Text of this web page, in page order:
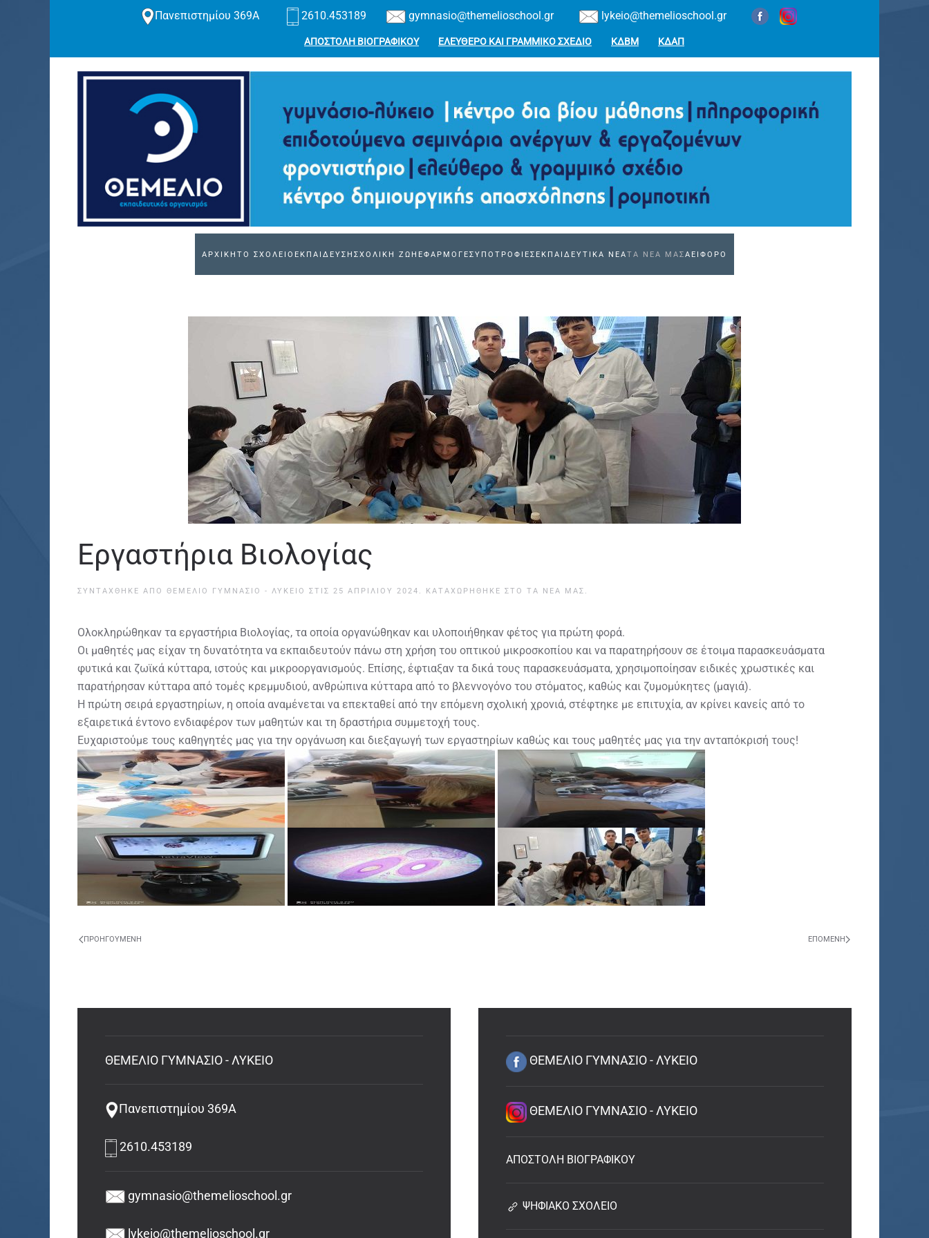
Πανεπιστημίου 369Α 2610.453189 gymnasio@themelioschool.gr lykeio@themelioschool.gr
ΑΠΟΣΤΟΛΗ ΒΙΟΓΡΑΦΙΚΟΥ ΕΛΕΥΘΕΡΟ ΚΑΙ ΓΡΑΜΜΙΚΟ ΣΧΕΔΙΟ ΚΔΒΜ ΚΔΑΠ
ΑΡΧΙΚΗ ΤΟ ΣΧΟΛΕΙΟ ΕΚΠΑΙΔΕΥΣΗ ΣΧΟΛΙΚΗ ΖΩΗ ΕΦΑΡΜΟΓΕΣΥΠΟΤΡΟΦΙΕΣ ΕΚΠΑΙΔΕΥΤΙΚΑ ΝΕΑΤΑ ΝΕΑ ΜΑΣΑΕΙΦΟΡΟ
Εργαστήρια Βιολογίας
ΣΥΝΤΆΧΘΗΚΕ ΑΠΌ ΘΕΜΕΛΙΟ ΓΥΜΝΑΣΙΟ - ΛΥΚΕΙΟ ΣΤΙΣ 25 ΑΠΡΙΛΊΟΥ 2024 . ΚΑΤΑΧΩΡΉΘΗΚΕ ΣΤΟ ΤΑ ΝΈΑ ΜΑΣ .
Ολοκληρώθηκαν τα εργαστήρια Βιολογίας, τα οποία οργανώθηκαν και υλοποιήθηκαν φέτος για πρώτη φορά.
Οι μαθητές μας είχαν τη δυνατότητα να εκπαιδευτούν πάνω στη χρήση του οπτικού μικροσκοπίου και να παρατηρήσουν σε έτοιμα παρασκευάσματα
φυτικά και ζωϊκά κύτταρα, ιστούς και μικροοργανισμούς. Επίσης, έφτιαξαν τα δικά τους παρασκευάσματα, χρησιμοποίησαν ειδικές χρωστικές και
παρατήρησαν κύτταρα από τομές κρεμμυδιού, ανθρώπινα κύτταρα από το βλεννογόνο του στόματος, καθώς και ζυμομύκητες (μαγιά).
Η πρώτη σειρά εργαστηρίων, η οποία αναμένεται να επεκταθεί από την επόμενη σχολική χρονιά, στέφτηκε με επιτυχία, αν κρίνει κανείς από το
εξαιρετικά έντονο ενδιαφέρον των μαθητών και τη δραστήρια συμμετοχή τους.
Ευχαριστούμε τους καθηγητές μας για την οργάνωση και διεξαγωγή των εργαστηρίων καθώς και τους μαθητές μας για την ανταπόκρισή τους!
ΠΡΟΗΓΟΎΜΕΝΗ ΕΠΌΜΕΝΗ
ΘΕΜΕΛΙΟ ΓΥΜΝΑΣΙΟ - ΛΥΚΕΙΟ
Πανεπιστημίου 369Α
2610.453189
gymnasio@themelioschool.gr
lykeio@themelioschool.gr
ΘΕΜΕΛΙΟ ΓΥΜΝΑΣΙΟ - ΛΥΚΕΙΟ
ΘΕΜΕΛΙΟ ΓΥΜΝΑΣΙΟ - ΛΥΚΕΙΟ
ΑΠΟΣΤΟΛΗ ΒΙΟΓΡΑΦΙΚΟΥ
ΨΗΦΙΑΚΟ ΣΧΟΛΕΙΟ